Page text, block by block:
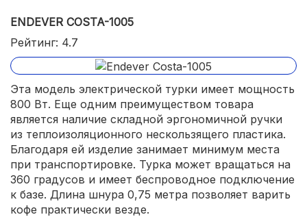
ENDEVER COSTA-1005
Рейтинг: 4.7
Эта модель электрической турки имеет мощность
800 Вт. Еще одним преимуществом товара
является наличие складной эргономичной ручки
из теплоизоляционного нескользящего пластика.
Благодаря ей изделие занимает минимум места
при транспортировке. Турка может вращаться на
360 градусов и имеет беспроводное подключение
к базе. Длина шнура 0,75 метра позволяет варить
кофе практически везде.